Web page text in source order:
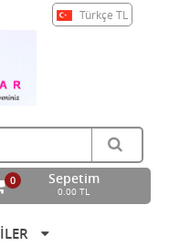
Türkçe TL
0 Sepetim
0.00 TL